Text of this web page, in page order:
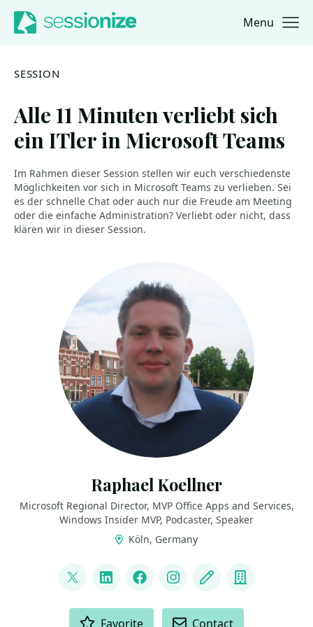
Jump to navigation
Jump to content Menu
SESSION
Alle 11 Minuten verliebt sich
ein ITler in Microsoft Teams
Im Rahmen dieser Session stellen wir euch verschiedenste
Möglichkeiten vor sich in Microsoft Teams zu verlieben. Sei
es der schnelle Chat oder auch nur die Freude am Meeting
oder die einfache Administration? Verliebt oder nicht, dass
klären wir in dieser Session.
Raphael Koellner
Microsoft Regional Director, MVP Office Apps and Services,
Windows Insider MVP, Podcaster, Speaker
Köln, Germany
@ra_koellner
LinkedInFacebookInstagram
Blog Company
Favorite Contact